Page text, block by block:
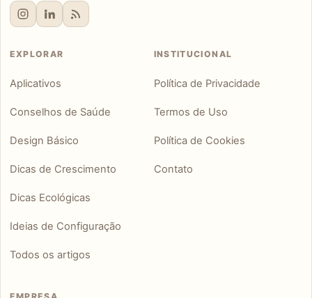
EXPLORAR
Aplicativos
Conselhos de Saúde
Design Básico
Dicas de Crescimento
Dicas Ecológicas
Ideias de Configuração
Todos os artigos
INSTITUCIONAL
Política de Privacidade
Termos de Uso
Política de Cookies
Contato